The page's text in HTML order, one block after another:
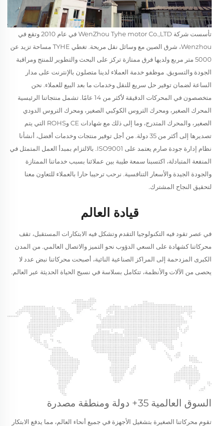
تأسست شركة WenZhou Tyhe motor Co.,LTD في عام 2010 وتقع في
Wenzhou، شرق الصين مع وسائل نقل مريحة. تغطي TYHE مساحة تزيد عن
5000 متر مربع ولديها فرق ممتازة تركز على البحث والتطوير للمنتج ومراقبة
الجودة والتسويق. موظفو خدمة العملاء لدينا متصلون بالإنترنت على مدار
الساعة لضمان توفير حل سريع للنقل وخدمات ما بعد البيع للعملاء. نحن
متخصصون في المحركات الدقيقة لأكثر من 14 عامًا. تشمل منتجاتنا الرئيسية
المحرك الصغير، ومحرك التروس الكوكبي الصغير، ومحرك التروس الدودي
الصغير، والمحرك المتدرج، وما إلى ذلك مع شهادات CE وROHS التي يتم
تصديرها إلى أكثر من 35 دولة. من أجل توفير منتجات وخدمات أفضل، أنشأنا
نظام إدارة جودة صارم يعتمد على ISO9001. بالالتزام بمبدأ العمل المتمثل في
المنفعة المتبادلة، اكتسبنا سمعة طيبة بين عملائنا بسبب خدماتنا الممتازة
والجودة الجيدة والأسعار التنافسية. نرحب ترحيبا حارا بالعملاء للتعاون معنا
لتحقيق النجاح المشترك.
قيادة العالم
في عصر تقود فيه التكنولوجيا التقدم وتشكل فيه الابتكارات المستقبل، تقف
محركاتنا كشهادة على السعي الدؤوب نحو التميز والاتصال العالمي. من المدن
الكبرى المزدحمة إلى المراكز الصناعية النائية، أصبحت محركاتنا نبض عدد لا
يحصى من الآلات والأنظمة، تتكامل بسلاسة في نسيج الحياة الحديثة عبر العالم.
السوق العالمية 35+ دولة ومنطقة مصدرة
تقوم محركاتنا الصغيرة بتشغيل الأجهزة في جميع أنحاء العالم، مما يدفع الابتكار